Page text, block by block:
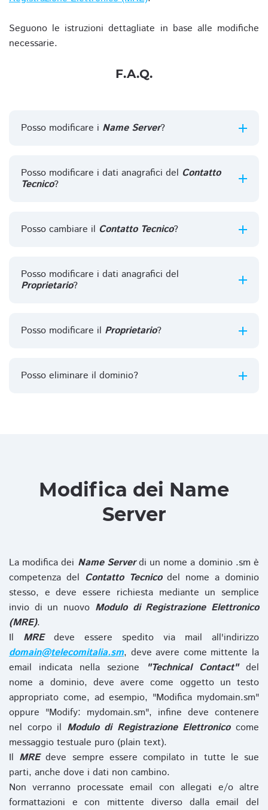
Seguono le istruzioni dettagliate in base alle modifiche
necessarie.
F.A.Q.
Posso modificare i Name Server?
Posso modificare i dati anagrafici del Contatto
Tecnico?
Posso cambiare il Contatto Tecnico?
Posso modificare i dati anagrafici del
Proprietario?
Posso modificare il Proprietario?
Posso eliminare il dominio?
Modifica dei Name
Server
La modifica dei Name Serverdi un nome a dominio .sm è
competenza del Contatto Tecnicodel nome a dominio
stesso, e deve essere richiesta mediante un semplice
invio di un nuovo Modulo di Registrazione Elettronico
(MRE).
Il MREdeve essere spedito via mail all'indirizzo
domain@telecomitalia.sm, deve avere come mittente la
email indicata nella sezione
"Technical Contact"del
nome a dominio, deve avere come oggetto un testo
appropriato come, ad esempio, "Modifica mydomain.sm"
oppure "Modify: mydomain.sm", infine deve contenere
nel corpo il Modulo di Registrazione Elettronicocome
messaggio testuale puro (plain text).
Il MREdeve sempre essere compilato in tutte le sue
parti, anche dove i dati non cambino.
Non verranno processate email con allegati e/o altre
formattazioni e con mittente diverso dalla email del